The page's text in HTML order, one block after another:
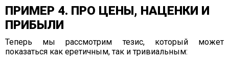
ПРИМЕР 4. ПРО ЦЕНЫ, НАЦЕНКИ И
ПРИБЫЛИ
Теперь мы рассмотрим тезис, который может
показаться как еретичным, так и тривиальным: